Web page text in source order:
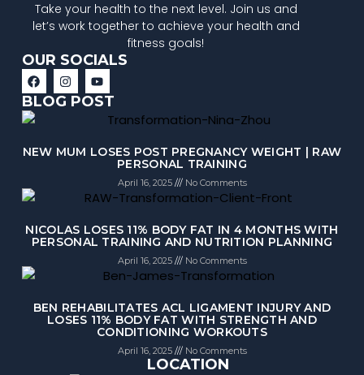
Take your health to the next level. Join us and
let’s work together to achieve your health and
fitness goals!
OUR SOCIALS
BLOG POST
NEW MUM LOSES POST PREGNANCY WEIGHT | RAW
PERSONAL TRAINING
April 16, 2025 No Comments
NICOLAS LOSES 11% BODY FAT IN 4 MONTHS WITH
PERSONAL TRAINING AND NUTRITION PLANNING
April 16, 2025 No Comments
BEN REHABILITATES ACL LIGAMENT INJURY AND
LOSES 11% BODY FAT WITH STRENGTH AND
CONDITIONING WORKOUTS
April 16, 2025 No Comments
LOCATION